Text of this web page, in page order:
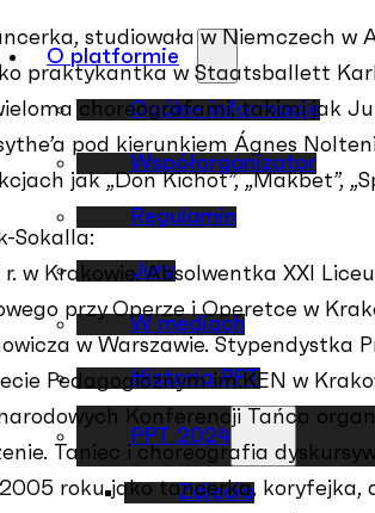
O platformie
Ogólne informacje
Współorganizator
Regulamin
Jury
W mediach
Historia PPT
PPT 2024
Zdjęcia
studiowała w Niemczech
praktykantka w Staatsballett
choreografami, takimi jak
pod kierunkiem Ágnes
jak „Don Kichot”, „Makbet”,
Sokalla:
r. w Krakowie. Absolwentka XXI
przy Operze i Operetce w
w Warszawie. Stypendystka
Pedagogicznym im.KEN w
Konferencji Tańca
Taniec i choreografia
roku jako tancerka, koryfejka,